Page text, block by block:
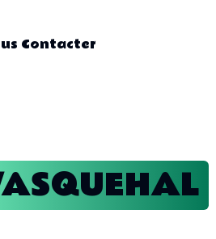
Contacter